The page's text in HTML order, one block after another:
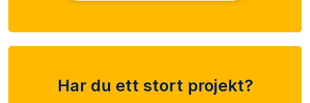
Har du ett stort projekt?